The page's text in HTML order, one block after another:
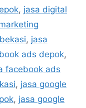
, jasa digital
, jasa
ads depok,
facebook ads
, jasa google
, jasa google